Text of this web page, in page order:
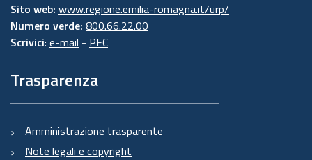
Sito web: www.regione.emilia-romagna.it/urp/
Numero verde: 800.66.22.00
Scrivici: e-mail - PEC
Trasparenza
Amministrazione trasparente
Note legali e copyright